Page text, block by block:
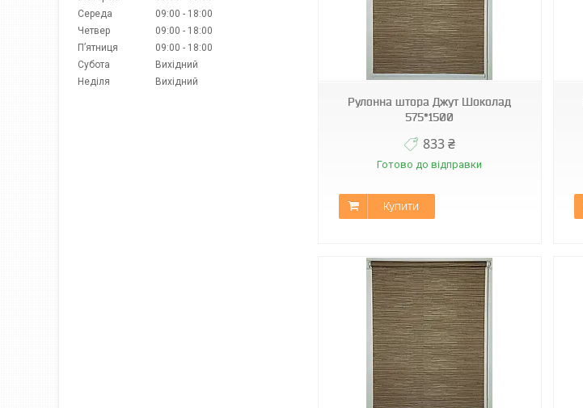
Рулонна штора Джут Шоколад
575*1500
833 ₴
Готово до відправки
Купити
А-512
А-512
Середа
09:00
18:00
Четвер
09:00
18:00
Пʼятниця
09:00
18:00
Субота
Вихідний
Неділя
Вихідний